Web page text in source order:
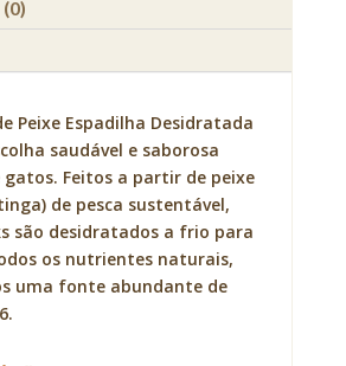
Peixe Espadilha Desidratada
saudável e saborosa
gatos. Feitos a partir de peixe
de pesca sustentável,
são desidratados a frio para
os nutrientes naturais,
uma fonte abundante de